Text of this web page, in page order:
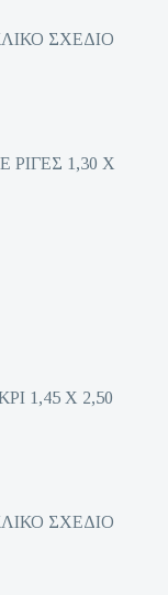
ΣΧΕΔΙΟ
1,30 Χ
1,45 Χ 2,50
ΣΧΕΔΙΟ